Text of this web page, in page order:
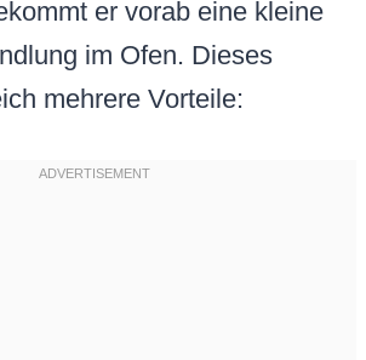
er vorab eine kleine
im Ofen. Dieses
mehrere Vorteile: